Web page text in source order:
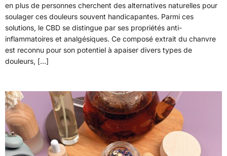
en plus de personnes cherchent des alternatives naturelles pour
soulager ces douleurs souvent handicapantes. Parmi ces
solutions, le CBD se distingue par ses propriétés anti-
inflammatoires et analgésiques. Ce composé extrait du chanvre
est reconnu pour son potentiel à apaiser divers types de
douleurs, […]